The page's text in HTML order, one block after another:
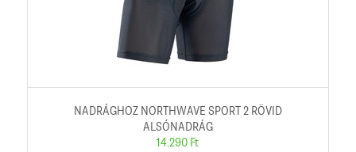
NADRÁGHOZ NORTHWAVE SPORT 2 RÖVID
ALSÓNADRÁG
14.290 Ft